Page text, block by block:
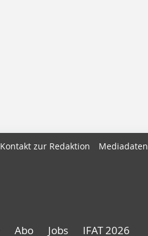
Kontakt zur Redaktion Mediadaten
Abo Jobs IFAT 2026